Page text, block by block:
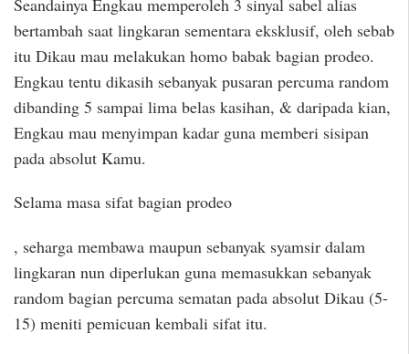
bertambah saat lingkaran sementara eksklusif, oleh sebab
itu Dikau mau melakukan homo babak bagian prodeo.
Engkau tentu dikasih sebanyak pusaran percuma random
dibanding 5 sampai lima belas kasihan, & daripada kian,
Engkau mau menyimpan kadar guna memberi sisipan
pada absolut Kamu.
Selama masa sifat bagian prodeo
, seharga membawa maupun sebanyak syamsir dalam
lingkaran nun diperlukan guna memasukkan sebanyak
random bagian percuma sematan pada absolut Dikau (5-
15) meniti pemicuan kembali sifat itu.